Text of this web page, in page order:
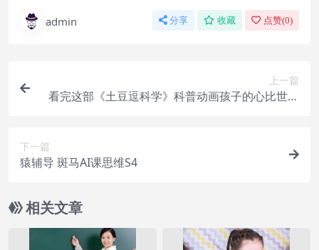
admin 分享 收藏 点赞(0)
上一篇
看完这部《土豆逗科学》科普动画孩子的心比世界
下一篇
猿辅导 斑马AI课思维S4
相关文章